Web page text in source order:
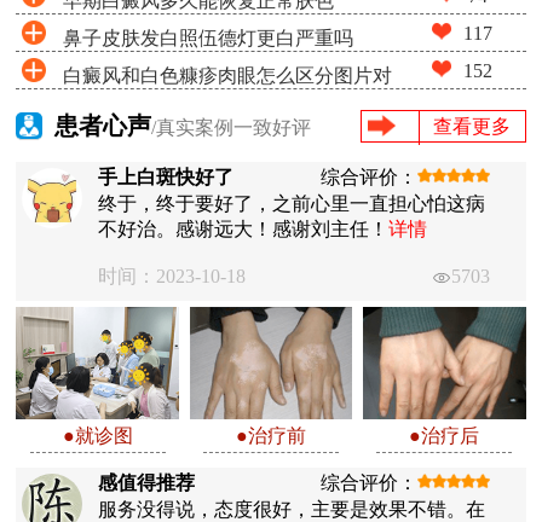
鼻子皮肤发白照伍德灯更白严重吗 117
白癜风和白色糠疹肉眼怎么区分图片对
比
152
患者心声/真实案例一致好评 查看更多
手上白斑快好了
综合评价：
终于，终于要好了，之前心里一直担心怕这病
不好治。感谢远大！感谢刘主任！详情
时间：2023-10-18 5703
●就诊图 ●治疗前 ●治疗后
感值得推荐
综合评价：
服务没得说，态度很好，主要是效果不错。在